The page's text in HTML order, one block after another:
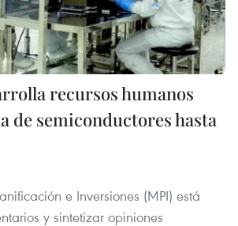
recursos humanos
de semiconductores hasta
e Inversiones (MPI) está
y sintetizar opiniones